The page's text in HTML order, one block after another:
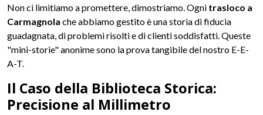
Non ci limitiamo a promettere, dimostriamo. Ogni trasloco a
Carmagnola che abbiamo gestito è una storia di fiducia
guadagnata, di problemi risolti e di clienti soddisfatti. Queste
"mini-storie" anonime sono la prova tangibile del nostro E-E-
A-T.
Il Caso della Biblioteca Storica:
Precisione al Millimetro